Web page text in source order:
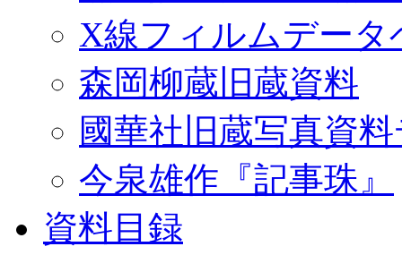
X線フィルムデータ
森岡柳蔵旧蔵資料
國華社旧蔵写真資
今泉雄作『記事珠』
資料目録